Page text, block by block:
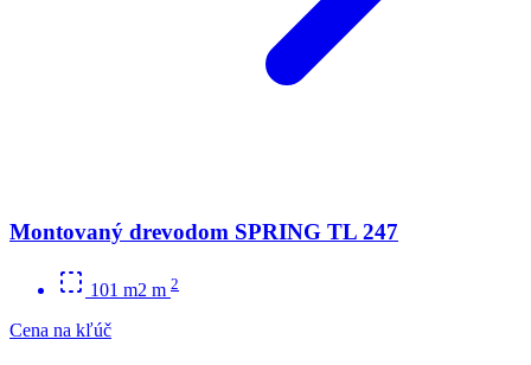
Montovaný drevodom SPRING TL 247
101 m2 m 2
Cena na kľúč